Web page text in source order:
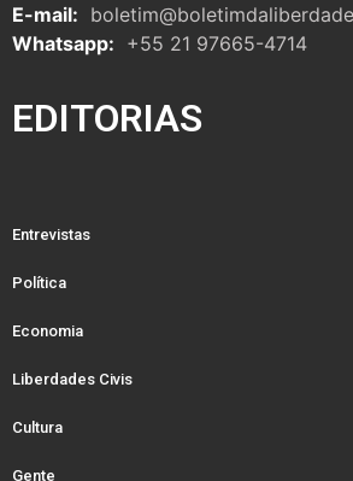
E-mail:
Whatsapp: +55 21 97665-4714
EDITORIAS
Entrevistas
Política
Economia
Liberdades Civis
Cultura
Gente